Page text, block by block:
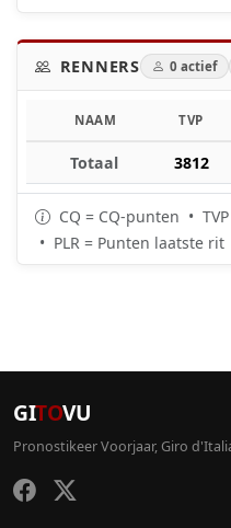
RENNERS 0 actief
NAAM TVP
Totaal 3812
CQ = CQ-punten •
• PLR = Punten laatste rit
GITOVU
Pronostikeer Voorjaar, Giro